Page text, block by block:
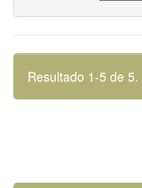
Resultado 1-5 de 5.